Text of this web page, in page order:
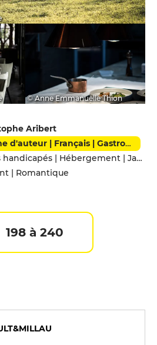
© Anne Emmanuelle Thion
Aribert
Cuisine d'auteur | Français | Gastronomique
Accès handicapés | Hébergement | Jardin | Leçons de cuisine | Menu enfants | Parking privé
| Romantique
198 à 240